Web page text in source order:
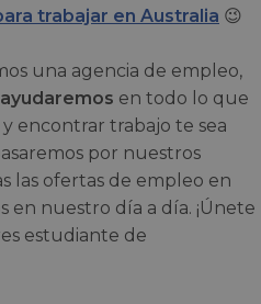
trabajar en Australia 😉
una agencia de empleo,
ayudaremos en todo lo que
encontrar trabajo te sea
por nuestros
las ofertas de empleo en
nuestro día a día. ¡Únete
estudiante de